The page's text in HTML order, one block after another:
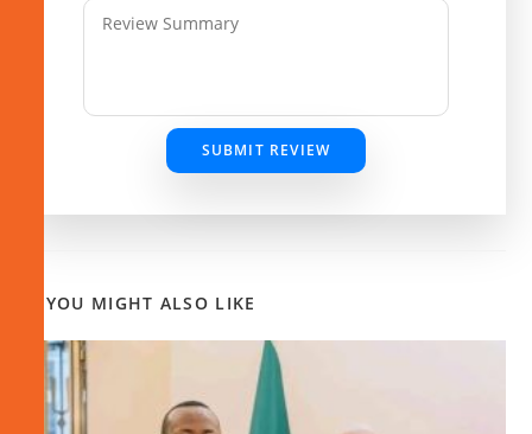
SUBMIT REVIEW
YOU MIGHT ALSO LIKE